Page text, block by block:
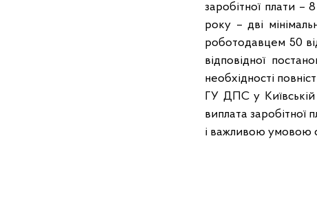
заробітної плати –
року – дві
роботодавцем 50
відповідної
необхідності
ГУ ДПС у
виплата
і важливою умовою